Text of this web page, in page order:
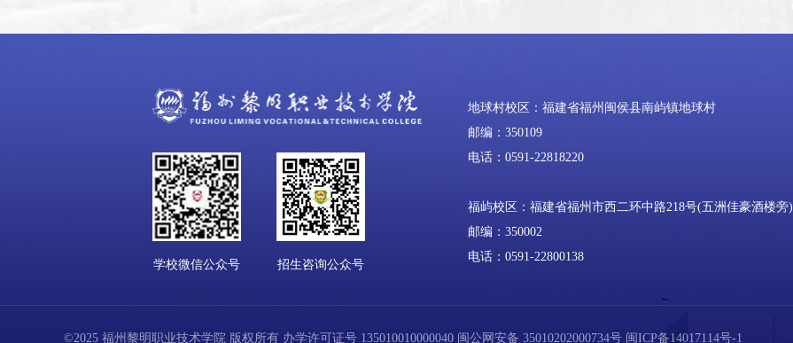
学校微信公众号 招生咨询公众号
地球村校区：福建省福州闽侯县南屿镇地球村
邮编：350109
电话：0591-22818220
福屿校区：福建省福州市西二环中路218号(五洲佳豪酒楼旁)
邮编：350002
电话：0591-22800138
©2025 福州黎明职业技术学院 版权所有 办学许可证号 135010010000040 闽公网安备 35010202000734号 闽ICP备14017114号-1